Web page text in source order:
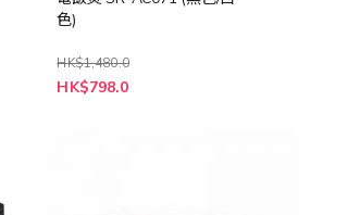
色)
HK$1,480.0
HK$798.0